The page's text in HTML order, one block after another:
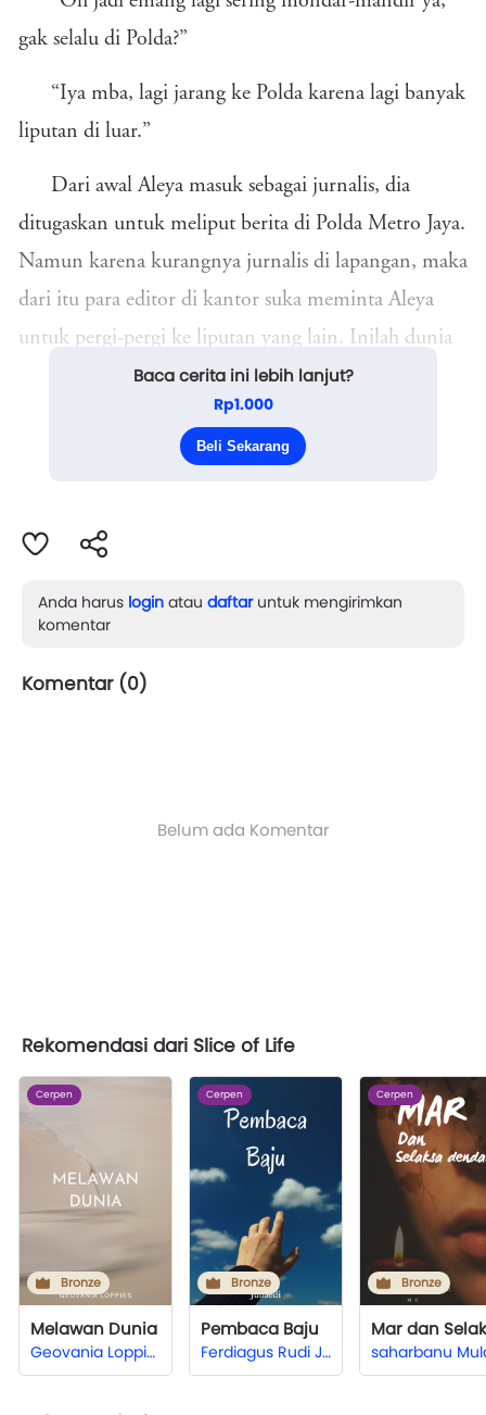
gak selalu di Polda?”
“Iya mba, lagi jarang ke Polda karena lagi banyak
liputan di luar.”
Dari awal Aleya masuk sebagai jurnalis, dia
ditugaskan untuk meliput berita di Polda Metro Jaya.
Namun karena kurangnya jurnalis di lapangan, maka
dari itu para editor di kantor suka meminta Aleya
untuk pergi-pergi ke liputan yang lain. Inilah dunia
pekerjaan jurnalis. Tapi sekali lagi, Aleya begitu
menyukai pekerjaannya.
“Gw mau bahas buat kontrak lu. Tangg...
Baca cerita ini lebih lanjut?
Rp1.000
Beli Sekarang
Anda harus login atau daftaruntuk mengirimkan
komentar
Komentar (0)
Belum ada Komentar
Rekomendasi dari Slice of Life
Cerpen
Bronze
Melawan Dunia
Geovania Loppies
Cerpen
Bronze
Pembaca Baju
Ferdiagus Rudi Junaedi
Cerpen
Bronze